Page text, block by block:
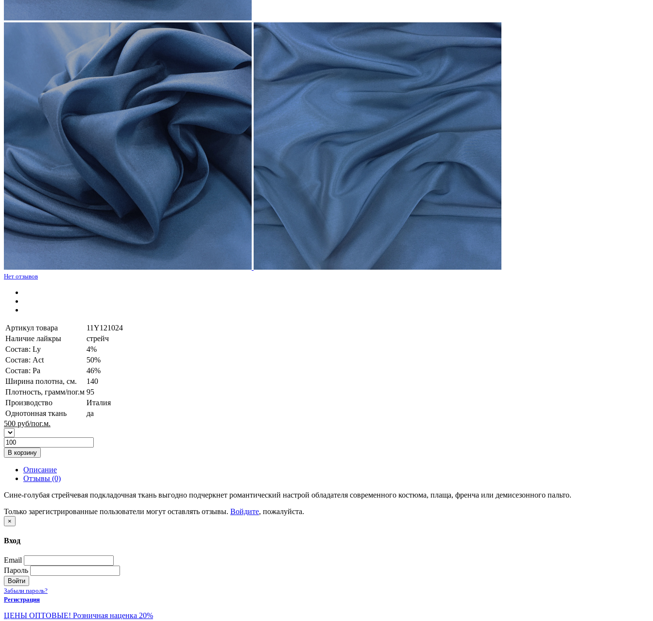
Нет отзывов
Артикул товара
11Y121024
Наличие лайкры
стрейч
Состав: Ly
4%
Состав: Act
50%
Состав: Pa
46%
Ширина полотна, см.
140
Плотность, грамм/пог.м 95
Производство
Италия
Однотонная ткань
да
500 руб/пог.м.
В корзину
Описание
Отзывы (0)
Сине-голубая стрейчевая подкладочная ткань выгодно подчеркнет романтический настрой обладателя современного костюма, плаща, френча или демисезонного пальто.
Только зарегистрированные пользователи могут оставлять отзывы. Войдите, пожалуйста.
×
Вход
Email
Пароль
Войти
Забыли пароль?
Регистрация
ЦЕНЫ ОПТОВЫЕ! Розничная наценка 20%